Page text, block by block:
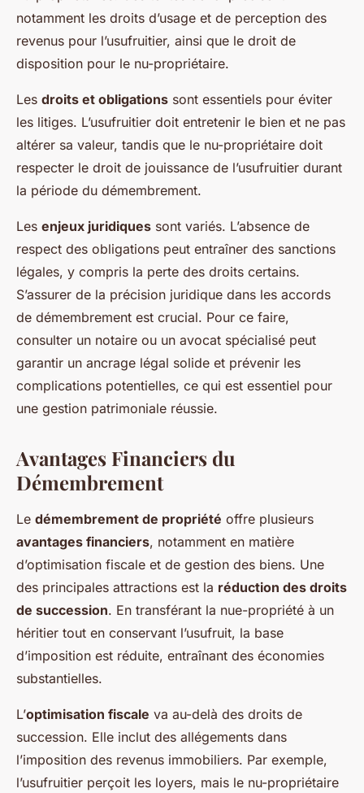
notamment les droits d’usage et de perception des
revenus pour l’usufruitier, ainsi que le droit de
disposition pour le nu-propriétaire.
Les droits et obligations sont essentiels pour éviter
les litiges. L’usufruitier doit entretenir le bien et ne pas
altérer sa valeur, tandis que le nu-propriétaire doit
respecter le droit de jouissance de l’usufruitier durant
la période du démembrement.
Les enjeux juridiques sont variés. L’absence de
respect des obligations peut entraîner des sanctions
légales, y compris la perte des droits certains.
S’assurer de la précision juridique dans les accords
de démembrement est crucial. Pour ce faire,
consulter un notaire ou un avocat spécialisé peut
garantir un ancrage légal solide et prévenir les
complications potentielles, ce qui est essentiel pour
une gestion patrimoniale réussie.
Avantages Financiers du
Démembrement
Le démembrement de propriété offre plusieurs
avantages financiers, notamment en matière
d’optimisation fiscale et de gestion des biens. Une
des principales attractions est la réduction des droits
de succession. En transférant la nue-propriété à un
héritier tout en conservant l’usufruit, la base
d’imposition est réduite, entraînant des économies
substantielles.
L’optimisation fiscale va au-delà des droits de
succession. Elle inclut des allégements dans
l’imposition des revenus immobiliers. Par exemple,
l’usufruitier perçoit les loyers, mais le nu-propriétaire